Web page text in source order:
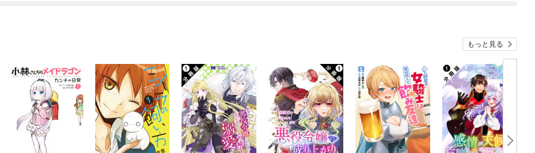
もっと見る